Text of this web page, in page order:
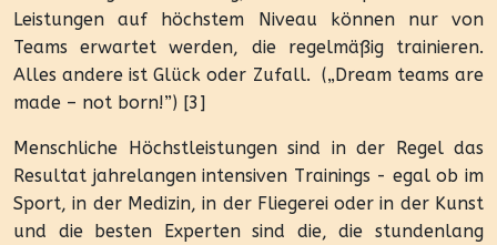
Leistungen auf höchstem Niveau können nur von
Teams erwartet werden, die regelmäßig trainieren.
Alles andere ist Glück oder Zufall. („Dream teams are
made – not born!”) [3]
Menschliche Höchstleistungen sind in der Regel das
Resultat jahrelangen intensiven Trainings - egal ob im
Sport, in der Medizin, in der Fliegerei oder in der Kunst
und die besten Experten sind die, die stundenlang